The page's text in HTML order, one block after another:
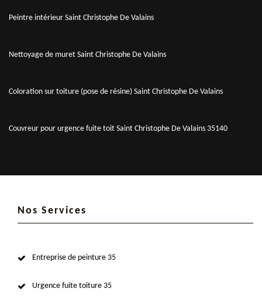
Peintre intérieur Saint Christophe De Valains
Nettoyage de muret Saint Christophe De Valains
Coloration sur toiture (pose de résine) Saint Christophe De Valains
Couvreur pour urgence fuite toit Saint Christophe De Valains 35140
Nos Services
Entreprise de peinture 35
Urgence fuite toiture 35